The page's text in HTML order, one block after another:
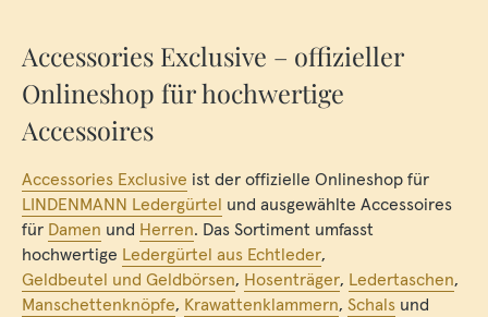
Accessories Exclusive – offizieller
Onlineshop für hochwertige
Accessoires
Accessories Exclusive ist der offizielle Onlineshop für
LINDENMANN Ledergürtel und ausgewählte Accessoires
für Damen und Herren. Das Sortiment umfasst
hochwertige Ledergürtel aus Echtleder,
Geldbeutel und Geldbörsen, Hosenträger, Ledertaschen,
Manschettenknöpfe, Krawattenklammern, Schals und